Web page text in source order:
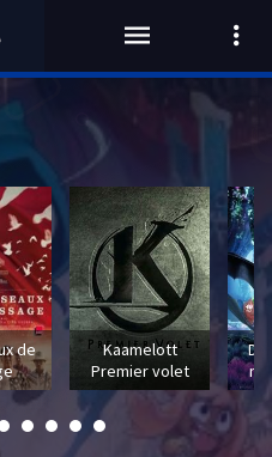
de
Kaamelott
Premier volet